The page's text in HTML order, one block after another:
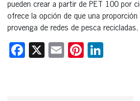
pueden crear a partir de PET 100 por
ofrece la opción de que una
provenga de redes de pesca recicladas.
Facebook
X EmailPinterest